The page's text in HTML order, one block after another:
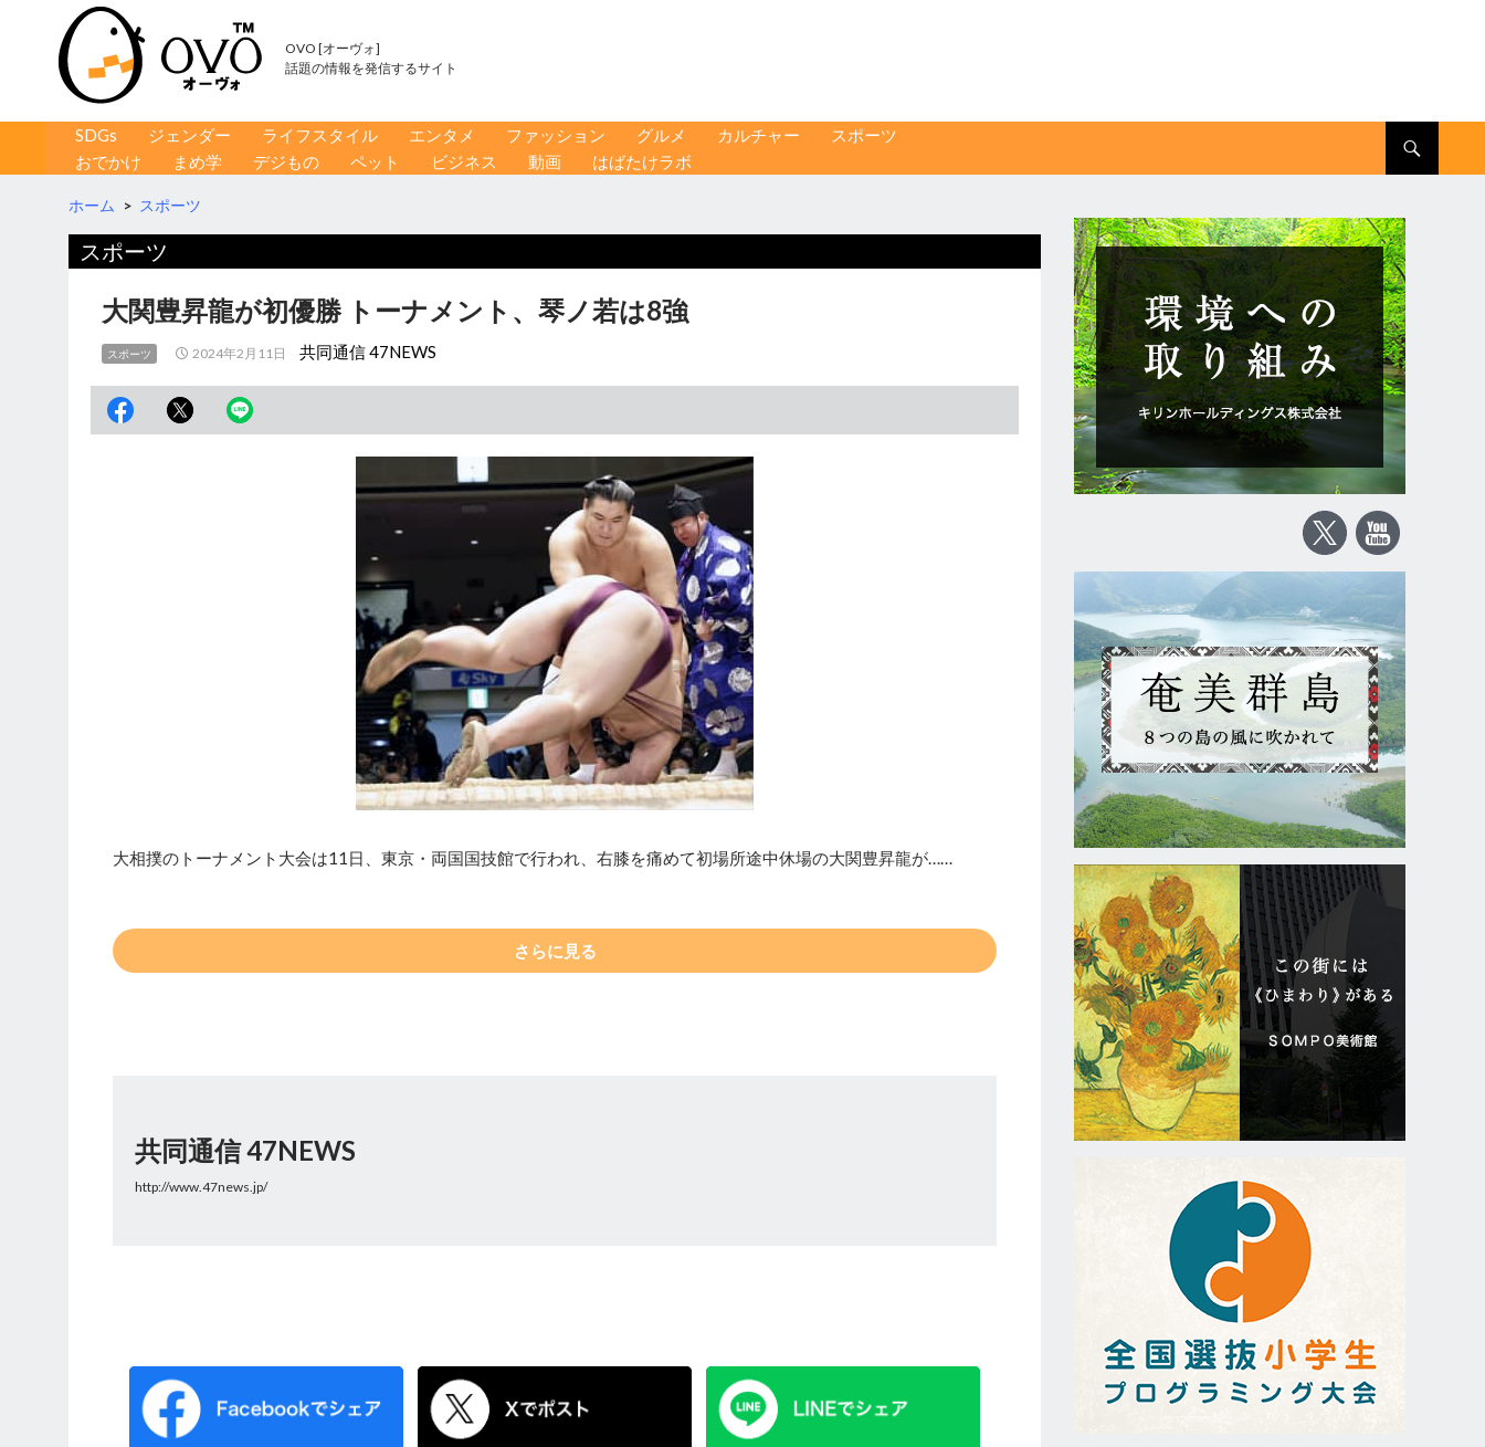
OVO [オーヴォ]
話題の情報を発信するサイト
コンテンツへ移動
SDGs ジェンダー ライフスタイル エンタメ ファッション グルメ カルチャー
スポーツ
おでかけ
まめ学 デジもの ペット ビジネス 動画 はばたけラボ
ホーム > スポーツ
スポーツ
大関豊昇龍が初優勝 トーナメント、琴ノ若は8強
スポーツ 2024年2月11日 共同通信 47NEWS
大相撲のトーナメント大会は11日、東京・両国国技館で行われ、右膝を痛めて初場所途中休場の大関豊昇龍が……
さらに見る
共同通信 47NEWS
http://www.47news.jp/